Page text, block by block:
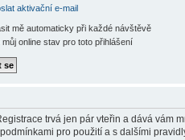
aktivační e-mail
mě automaticky při každé návštěvě
online stav pro toto přihlášení
trvá jen pár vteřin a dává vám
pro použití a s dalšími